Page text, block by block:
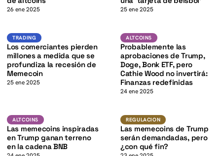
26 ene 2025 25 ene 2025
Trading
TRADING
Los comerciantes pierden
millones a medida que se
profundiza la recesión de
Memecoin
25 ene 2025
ALTCOINS DOGE
ALTCOINS
Probablemente las
aprobaciones de Trump,
Doge, Bonk ETF, pero
Cathie Wood no invertirá:
Finanzas redefinidas
24 ene 2025
ALTCOINSBNB
K
ALTCOINS
Las memecoins inspiradas
en Trump ganan terreno
en la cadena BNB
Regulacion
REGULACION
Las memecoins de Trump
serán demandadas, pero
¿con qué fin?